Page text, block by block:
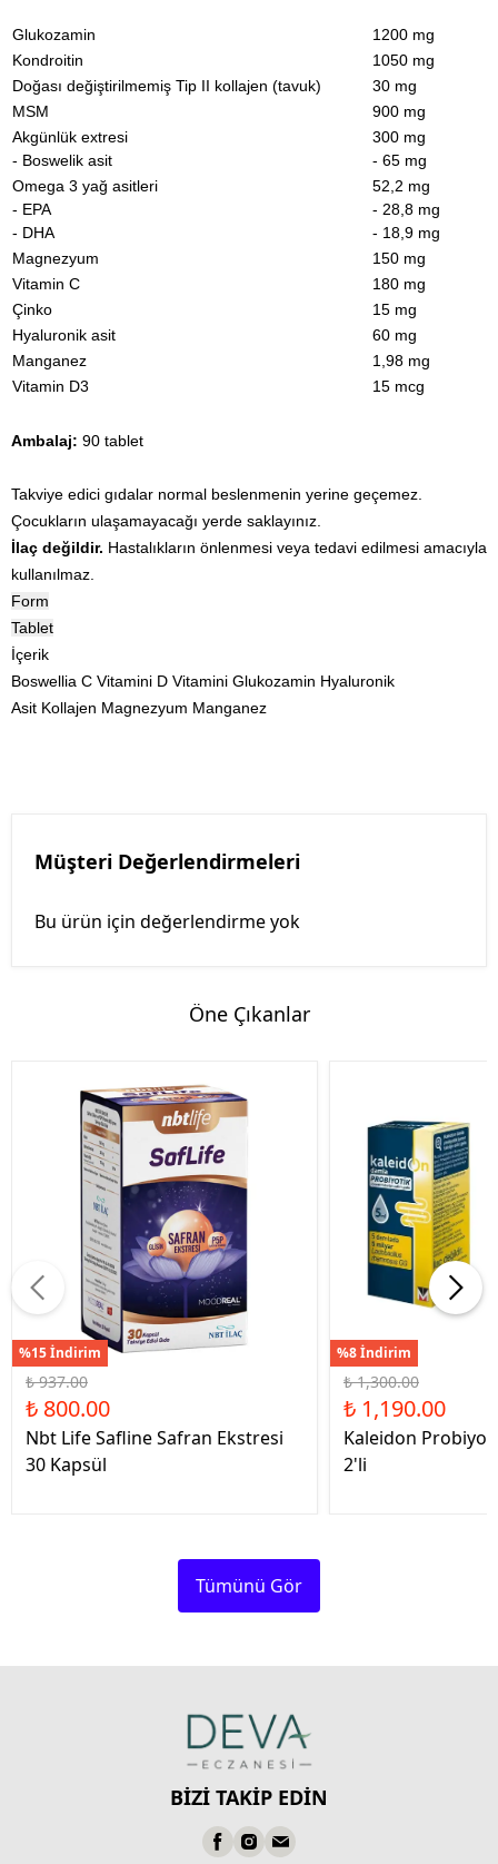
Glukozamin
1200 mg
Kondroitin
1050 mg
Doğası değiştirilmemiş Tip II kollajen (tavuk)
30 mg
MSM
900 mg
Akgünlük extresi
- Boswelik asit
300 mg
- 65 mg
Omega 3 yağ asitleri
- EPA
- DHA
52,2 mg
- 28,8 mg
- 18,9 mg
Magnezyum
150 mg
Vitamin C
180 mg
Çinko
15 mg
Hyaluronik asit
60 mg
Manganez
1,98 mg
Vitamin D3
15 mcg
Ambalaj: 90 tablet
Takviye edici gıdalar normal beslenmenin yerine geçemez.
Çocukların ulaşamayacağı yerde saklayınız.
İlaç değildir. Hastalıkların önlenmesi veya tedavi edilmesi amacıyla
kullanılmaz.
Form
Tablet
İçerik
Boswellia C Vitamini D Vitamini Glukozamin Hyaluronik
Asit Kollajen Magnezyum Manganez
Müşteri Değerlendirmeleri
Bu ürün için değerlendirme yok
Öne Çıkanlar
%15 İndirim
₺ 937.00
₺ 800.00
Nbt Life Safline Safran Ekstresi
30 Kapsül
%8 İndirim
₺ 1,300.00
₺ 1,190.00
Kaleidon
2'li
Tümünü Gör
BİZİ TAKİP EDİN